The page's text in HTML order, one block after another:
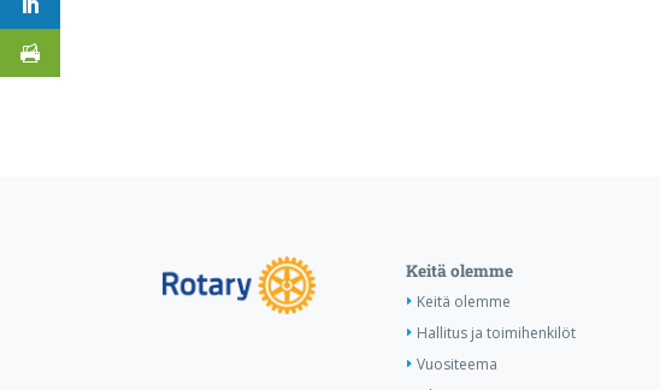
Keitä olemme
Keitä olemme
Hallitus ja toimihenkilöt
Vuositeema